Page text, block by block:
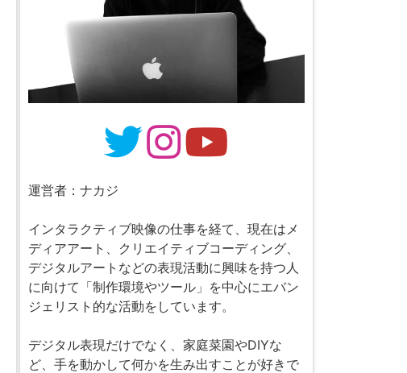
運営者：ナカジ
インタラクティブ映像の仕事を経て、現在はメ
ディアアート、クリエイティブコーディング、
デジタルアートなどの表現活動に興味を持つ人
に向けて「制作環境やツール」を中心にエバン
ジェリスト的な活動をしています。
デジタル表現だけでなく、家庭菜園やDIYな
ど、手を動かして何かを生み出すことが好きで